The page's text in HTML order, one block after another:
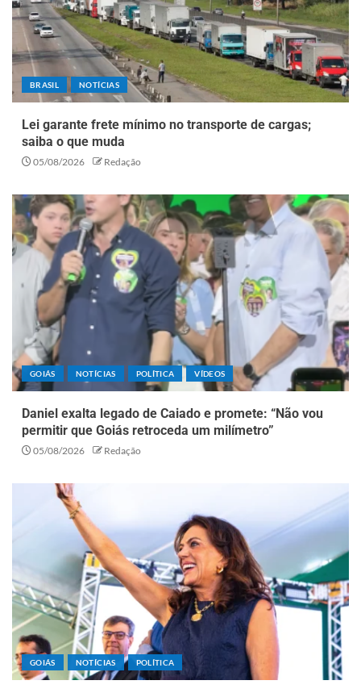
BRASIL NOTÍCIAS
Lei garante frete mínimo no transporte de cargas;
saiba o que muda
05/08/2026 Redação
GOIÁS NOTÍCIAS POLÍTICA VÍDEOS
Daniel exalta legado de Caiado e promete: “Não vou
permitir que Goiás retroceda um milímetro”
05/08/2026 Redação
GOIÁS NOTÍCIAS POLÍTICA